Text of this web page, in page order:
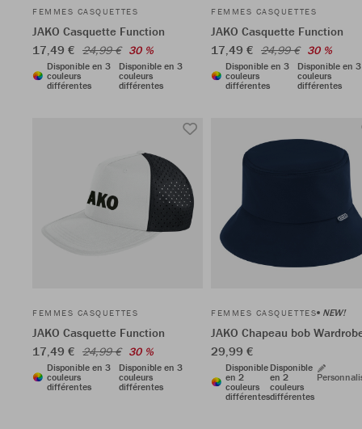
FEMMES CASQUETTES
JAKO Casquette Function
17,49 € 24,99 € 30 %
Disponible en 3
couleurs
différentes
Disponible en 3
couleurs
différentes
FEMMES CASQUETTES
JAKO Casquette Function
17,49 € 24,99 € 30 %
Disponible en 3
couleurs
différentes
Disponible en 3
couleurs
différentes
FEMMES CASQUETTES
JAKO Casquette Function
17,49 € 24,99 € 30 %
Disponible en 3
couleurs
différentes
Disponible en 3
couleurs
différentes
FEMMES CASQUETTES NEW!
JAKO Chapeau bob
29,99 €
Disponible
en 2
couleurs
différentes
Disponible
en 2
couleurs
différentes